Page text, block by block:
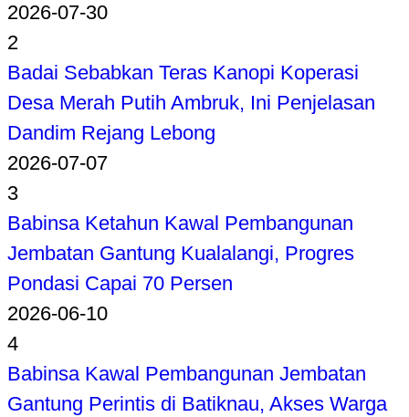
2026-07-30
2
Badai Sebabkan Teras Kanopi Koperasi
Desa Merah Putih Ambruk, Ini Penjelasan
Dandim Rejang Lebong
2026-07-07
3
Babinsa Ketahun Kawal Pembangunan
Jembatan Gantung Kualalangi, Progres
Pondasi Capai 70 Persen
2026-06-10
4
Babinsa Kawal Pembangunan Jembatan
Gantung Perintis di Batiknau, Akses Warga